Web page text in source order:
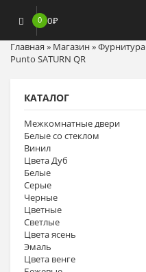
0 0₽
Главная » Магазин»Фурнитура
Punto SATURN QR
КАТАЛОГ
Межкомнатные двери
Белые со стеклом
Винил
Цвета Дуб
Белые
Серые
Черные
Цветные
Светлые
Цвета ясень
Эмаль
Цвета венге